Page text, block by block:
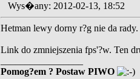
Wys�any: 2012-02-13, 18:52
Hetman lewy dorny r?g nie da
Link do zmniejszenia fps'?w. Ten
Pomog?em ? Postaw PIWO